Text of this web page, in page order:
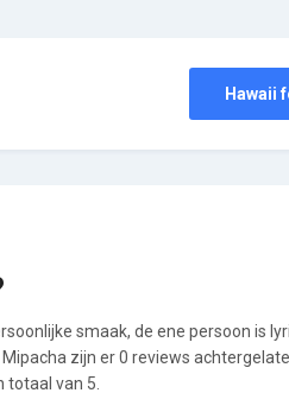
Hawaii
smaak, de ene persoon is
zijn er 0 reviews
totaal van 5.